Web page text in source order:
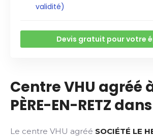
validité)
Devis gratuit pour votre
Centre VHU agréé
PÈRE-EN-RETZ
Le centre VHU agréé SOCIÉTÉ LE